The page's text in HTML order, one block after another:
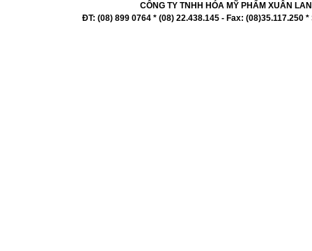
CÔNG TY TNHH HÓA MỸ PHẨM XUÂN
ĐT: (08) 899 0764 * (08) 22.438.145 - Fax: